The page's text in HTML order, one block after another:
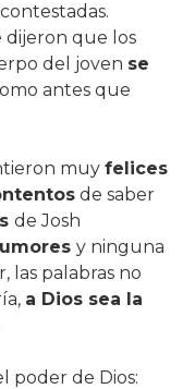
dijeron que los
del joven se
antes que
muy felices
de saber
de Josh
y ninguna
las palabras no
a Dios sea la
poder de Dios: